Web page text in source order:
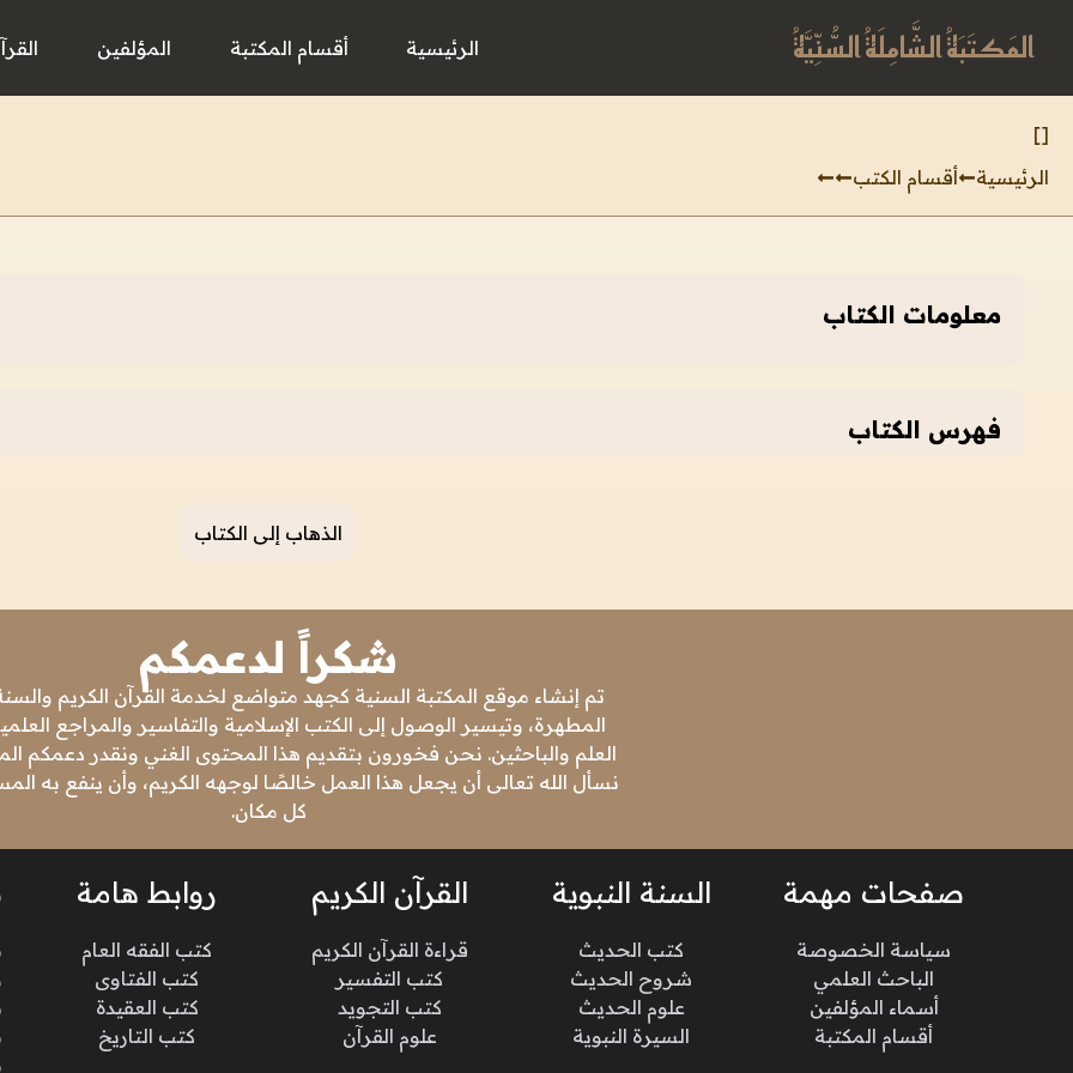
المَكتَبَةُ الشَّامِلَةُ السُّنِّيَّةُ الرئيسية أقسام المكتبة المؤلفين
[
]
الرئيسية
أقسام الكتب
معلومات الكتاب
فهرس الكتاب
الذهاب إلى الكتاب
شكراً لدعمكم
تم إنشاء موقع المكتبة السنية كجهد متواضع لخدمة القرآن الكريم والسنة
المطهرة، وتيسير الوصول إلى الكتب الإسلامية والتفاسير والمراجع
العلم والباحثين. نحن فخورون بتقديم هذا المحتوى الغني ونقدر دعمكم
نسأل الله تعالى أن يجعل هذا العمل خالصًا لوجهه الكريم، وأن ينفع به
كل مكان.
صفحات مهمة
سياسة الخصوصة
الباحث العلمي
أسماء المؤلفين
أقسام المكتبة
السنة النبوية
كتب الحديث
شروح الحديث
علوم الحديث
السيرة النبوية
القرآن الكريم
قراءة القرآن الكريم
كتب التفسير
كتب التجويد
علوم القرآن
روابط هامة
كتب الفقه العام
كتب الفتاوى
كتب العقيدة
كتب التاريخ